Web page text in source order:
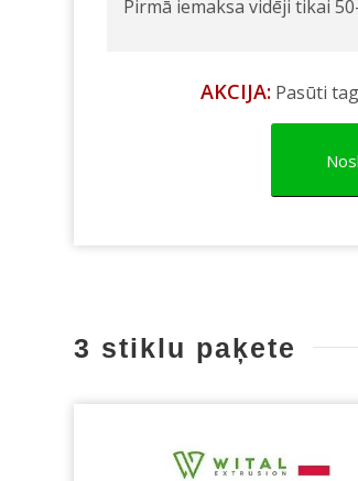
Pirmā iemaksa vidēji tikai
AKCIJA: Pasūti
3 stiklu paķete